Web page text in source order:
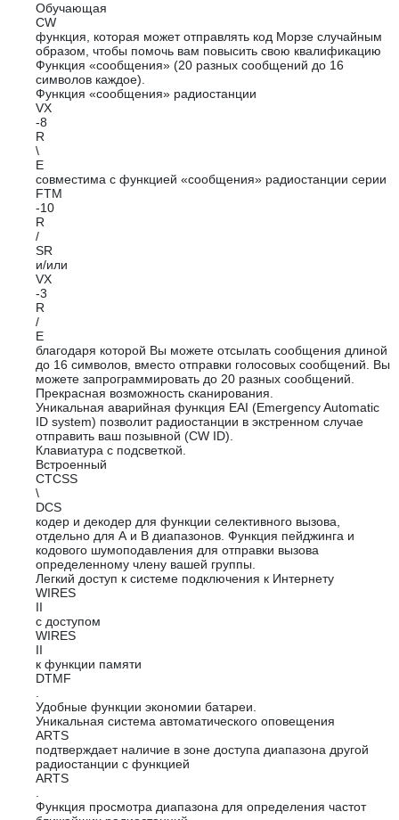
Обучающая
CW
функция, которая может отправлять код Морзе случайным
образом, чтобы помочь вам повысить свою квалификацию
Функция «сообщения» (20 разных сообщений до 16
символов каждое).
Функция «сообщения» радиостанции
VX
-8
R
\
E
совместима с функцией «сообщения» радиостанции серии
FTM
-10
R
/
SR
и/или
VX
-3
R
/
E
благодаря которой Вы можете отсылать сообщения длиной
до 16 символов, вместо отправки голосовых сообщений. Вы
можете запрограммировать до 20 разных сообщений.
Прекрасная возможность сканирования.
Уникальная аварийная функция EAI (Emergency Automatic
ID system) позволит радиостанции в экстренном случае
отправить ваш позывной (CW ID).
Клавиатура с подсветкой.
Встроенный
CTCSS
\
DCS
кодер и декодер для функции селективного вызова,
отдельно для А и В диапазонов. Функция пейджинга и
кодового шумоподавления для отправки вызова
определенному члену вашей группы.
Легкий доступ к системе подключения к Интернету
WIRES
II
с доступом
WIRES
II
к функции памяти
DTMF
.
Удобные функции экономии батареи.
Уникальная система автоматического оповещения
ARTS
подтверждает наличие в зоне доступа диапазона другой
радиостанции с функцией
ARTS
.
Функция просмотра диапазона для определения частот